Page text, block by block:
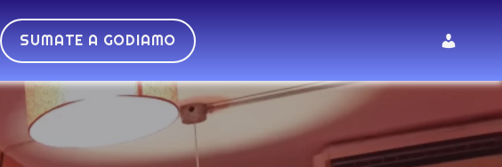
SUMATE A GODIAMO